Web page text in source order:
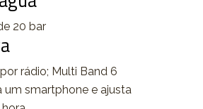
20 bar
rádio; Multi Band 6
um smartphone e ajusta